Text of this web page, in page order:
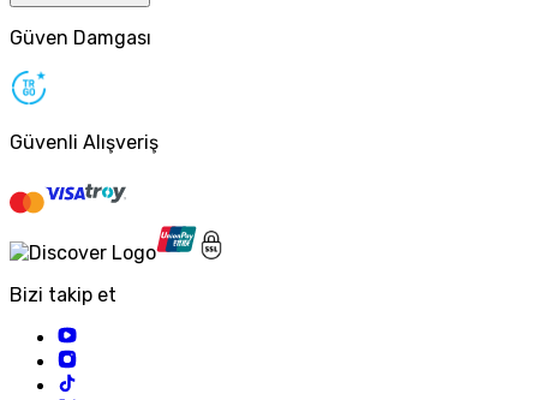
Güven Damgası
Güvenli Alışveriş
Bizi takip et